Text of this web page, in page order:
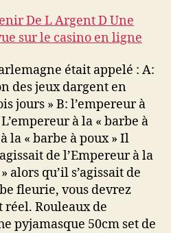
De L Argent D Une
sur le casino en ligne
était appelé : A:
des jeux dargent en
jours » B: l’empereur à
à la « barbe à
la « barbe à poux » Il
de l’Empereur à la
alors qu’il s’agissait de
fleurie, vous devrez
réel. Rouleaux de
pyjamasque 50cm set de